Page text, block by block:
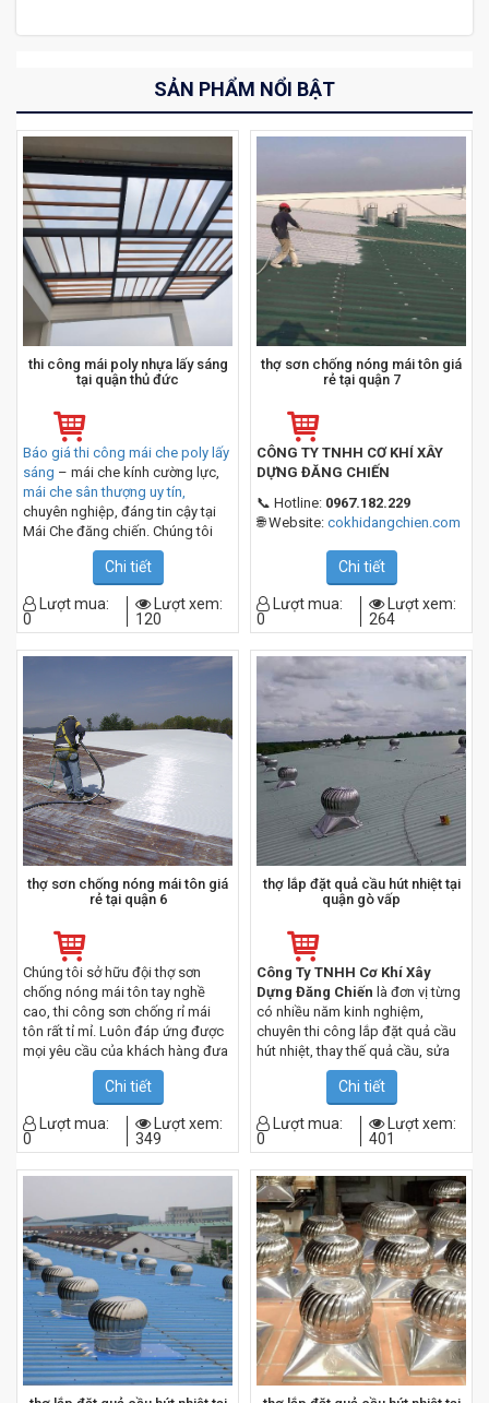
SẢN PHẨM NỔI BẬT
thi công mái poly nhựa lấy sáng
tại quận thủ đức
Báo giá thi công mái che poly lấy
sáng – mái che kính cường lực,
mái che sân thượng uy tín,
chuyên nghiệp, đáng tin cậy tại
Mái Che đăng chiến. Chúng tôi
chuyên thi công mái che lấy sáng
chất lượng với đội ngũ thợ lành
nghề, nhiều kinh nghiệm, đảm
bảo mang đến sự hài lòng cho
tất cả các khách hàng
Chi tiết
Lượt mua:
0
Lượt xem:
120
thợ sơn chống nóng mái tôn giá
rẻ tại quận 7
CÔNG TY TNHH CƠ KHÍ XÂY
DỰNG ĐĂNG CHIẾN
📞 Hotline: 0967.182.229
🌐 Website: cokhidangchien.com
Chi tiết
Lượt mua:
0
Lượt xem:
264
thợ sơn chống nóng mái tôn giá
rẻ tại quận 6
Chúng tôi sở hữu đội thợ sơn
chống nóng mái tôn tay nghề
cao, thi công sơn chống rỉ mái
tôn rất tỉ mỉ. Luôn đáp ứng được
mọi yêu cầu của khách hàng đưa
ra, được khách hàng hài lòng và
0967.182.229
Chi tiết
Lượt mua:
0
Lượt xem:
349
thợ lắp đặt quả cầu hút nhiệt tại
quận gò vấp
Công Ty TNHH Cơ Khí Xây
Dựng Đăng Chiến là đơn vị từng
có nhiều năm kinh nghiệm,
chuyên thi công lắp đặt quả cầu
hút nhiệt, thay thế quả cầu, sửa
chữa quả cầu , cho hàng nghìn
khách hàng mỗi năm, tại khu vực
Quận gò vấp TP HCM
0967.182.229
Chi tiết
Lượt mua:
0
Lượt xem:
401